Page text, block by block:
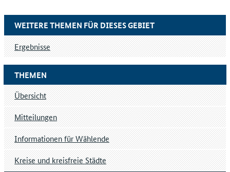
THEMEN
Übersicht
Mitteilungen
Informationen für Wählende
Kreise und kreisfreie Städte
WEITERE THEMEN FÜR DIESES GEBIET
Ergebnisse